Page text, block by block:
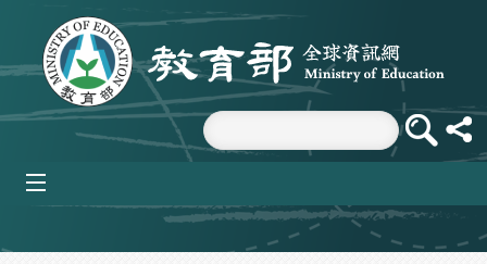
跳到主要內容區塊